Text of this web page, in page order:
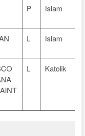
P Islam
L Islam
L Katolik